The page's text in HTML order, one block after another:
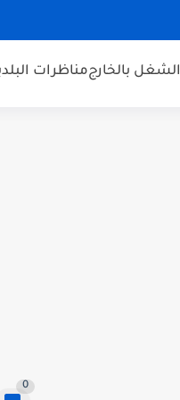
الشغل بالخارجمناظرات
0